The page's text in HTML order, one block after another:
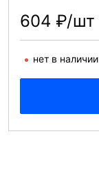
604 ₽/шт
нет в наличии